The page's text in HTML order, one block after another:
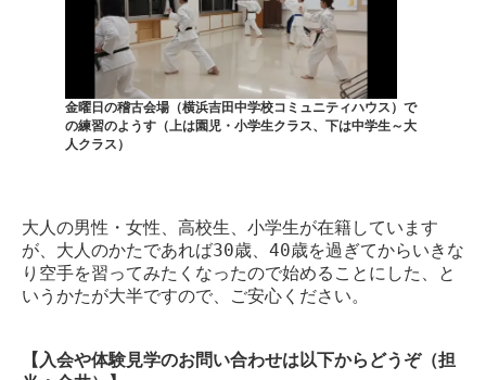
金曜日の稽古会場（横浜吉田中学校コミュニティハウス）で
の練習のようす（上は園児・小学生クラス、下は中学生～大
人クラス）
大人の男性・女性、高校生、小学生が在籍しています
が、大人のかたであれば30歳、40歳を過ぎてからいきな
り空手を習ってみたくなったので始めることにした、と
いうかたが大半ですので、ご安心ください。
【入会や体験見学のお問い合わせは以下からどうぞ（担